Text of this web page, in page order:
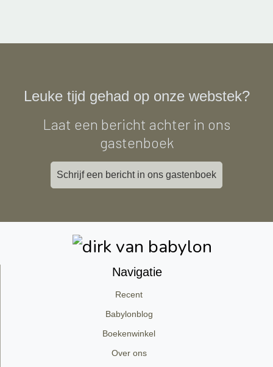
Leuke tijd gehad op onze webstek?
Laat een bericht achter in ons
gastenboek
Schrijf een bericht in ons gastenboek
Navigatie
Recent
Babylonblog
Boekenwinkel
Over ons